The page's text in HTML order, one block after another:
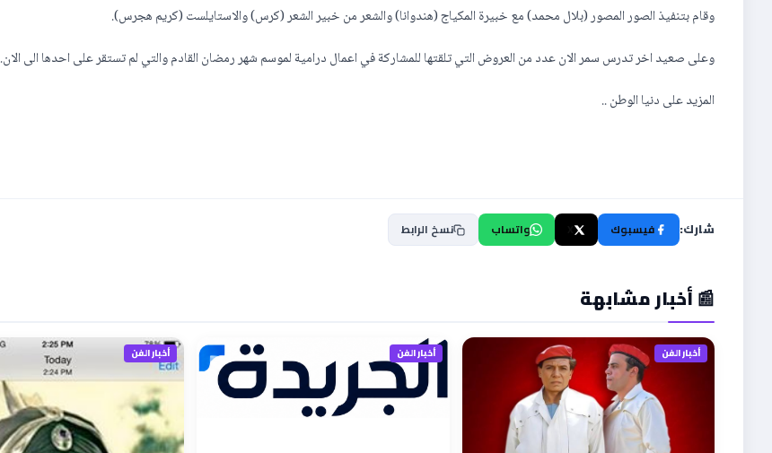
وقام بتنفيذ الصور المصور (بلال محمد) مع خبيرة المكياج (هندوانا) والشعر من خبير الشعر (كرس) والاستايلست (كريم هجرس).
وعلى صعيد اخر تدرس سمر الان عدد من العروض التي تلقتها للمشاركة في اعمال درامية لموسم شهر رمضان القادم والتي لم تستقر على احدها الى الان.
المزيد على دنيا الوطن ..
شارك: فيسبوك واتساب نسخ الرابط
📰 أخبار مشابهة
أخبار الفن أخبار الفن أخبار الفن